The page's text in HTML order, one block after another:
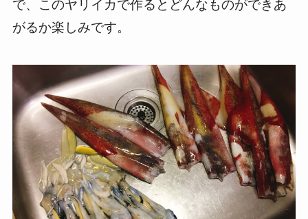
で、このヤリイカで作るとどんなものができあ
がるか楽しみです。